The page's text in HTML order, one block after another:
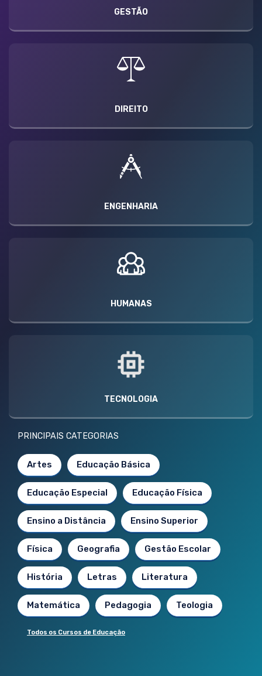
GESTÃO
DIREITO
ENGENHARIA
HUMANAS
TECNOLOGIA
PRINCIPAIS CATEGORIAS
Artes Educação Básica
Educação Especial Educação Física
Ensino a Distância Ensino Superior
Física Geografia Gestão Escolar
História Letras Literatura
Matemática Pedagogia Teologia
Todos os Cursos de Educação